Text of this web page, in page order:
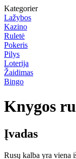
Kategorier
Lažybos
Kazino
Ruletė
Pokeris
Pilys
Loterija
Žaidimas
Bingo
Knygos
Įvadas
Rusų kalba yra viena